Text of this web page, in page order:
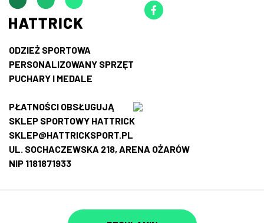
ODZIEŻ SPORTOWA
PERSONALIZOWANY SPRZĘT
PUCHARY I MEDALE
PŁATNOŚCI OBSŁUGUJĄ
SKLEP SPORTOWY HATTRICK
SKLEP@HATTRICKSPORT.PL
UL. SOCHACZEWSKA 218, ARENA OŻARÓW
NIP 1181871933